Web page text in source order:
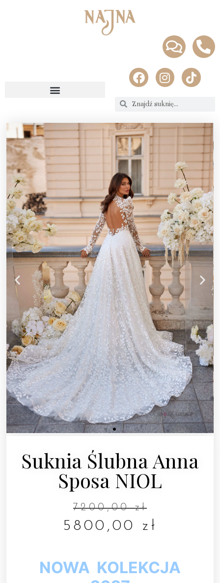
Suknia Ślubna Anna
Sposa NIOL
7200,00zł
5800,00 zł
NOWA KOLEKCJA